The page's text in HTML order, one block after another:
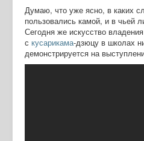
Думаю, что уже ясно, в каких
пользовались камой, и в чьей
Сегодня же искусство
с кусарикама-дзюцу в школах
демонстрируется на